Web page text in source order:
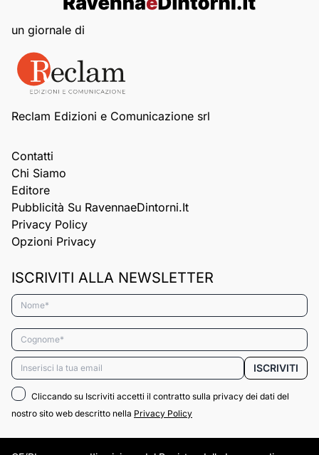
un giornale di
Reclam Edizioni e Comunicazione srl
Contatti
Chi Siamo
Editore
Pubblicità Su RavennaeDintorni.it
Privacy Policy
Opzioni Privacy
ISCRIVITI ALLA NEWSLETTER
Nome*
Cognome*
Email* ISCRIVITI
Cliccando su Iscriviti accetti il contratto sulla privacy dei dati del
nostro sito web descritto nella Privacy Policy